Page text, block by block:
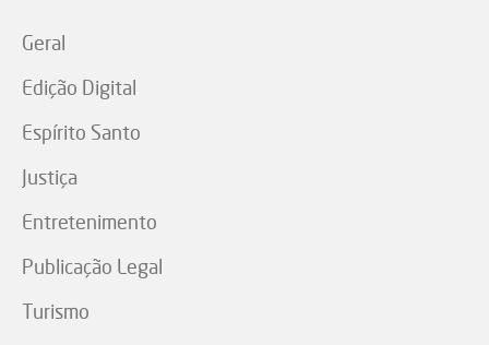
Geral
Edição Digital
Espírito Santo
Justiça
Entretenimento
Publicação Legal
Turismo